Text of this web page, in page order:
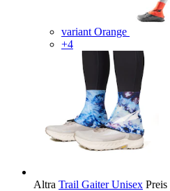
variant Orange
+4
Altra Trail Gaiter Unisex Preis